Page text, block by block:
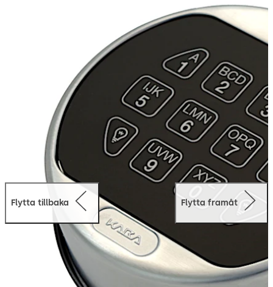
Den patenterade svängregeltekniken erbjuder ett
spindellöst system som flyttar regeln genom att
Flytta tillbaka Flytta framåt